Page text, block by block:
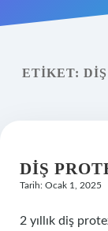
Yasal Uyarı
ETIKET:
DIŞ
Tarih: Ocak 1, 2025
2 yıllık diş